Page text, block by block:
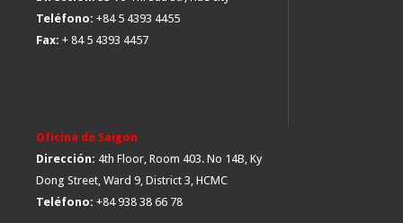
Teléfono: +84 5 4393 4455
Fax: + 84 5 4393 4457
Oficina de Saigon
Dirección: 4th Floor, Room 403. No 14B, Ky
Dong Street, Ward 9, District 3, HCMC
Teléfono: +84 938 38 66 78